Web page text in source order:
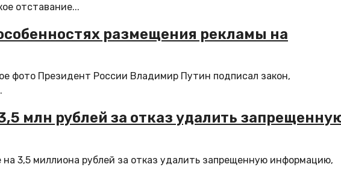
отставание...
размещения рекламы на
фото Президент России Владимир Путин подписал закон,
млн рублей за отказ удалить
3,5 миллиона рублей за отказ удалить запрещенную информацию,